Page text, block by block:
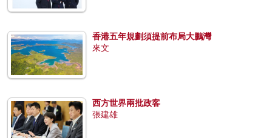
香港五年規劃須提前布局大鵬灣
來文
西方世界兩批政客
張建雄